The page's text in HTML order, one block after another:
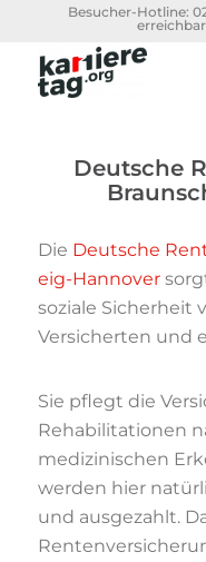
Besucher-Hotline:
Deutsche
Die Deutsche
eig-Hannover
soziale Sicherheit
Versicherten und
Sie pflegt die
Rehabilitationen
medizinischen
werden hier
und ausgezahlt.